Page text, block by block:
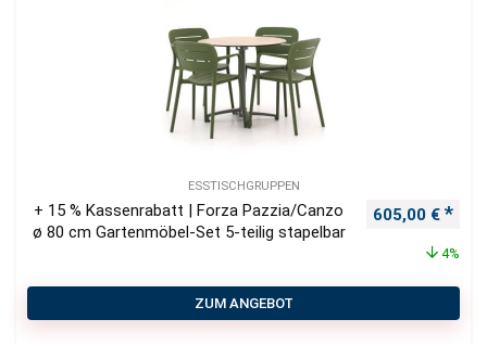
ESSTISCHGRUPPEN
+ 15 % Kassenrabatt | Forza Pazzia/Canzo
ø 80 cm Gartenmöbel-Set 5-teilig stapelbar
605,00 €
4%
ZUM ANGEBOT